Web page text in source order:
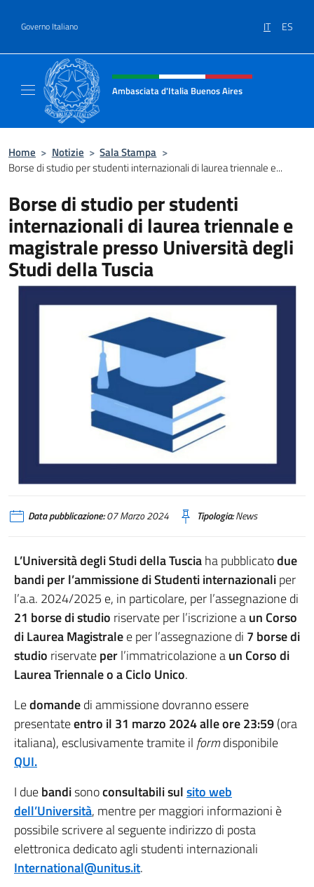
Governo Italiano IT ES
Intestazione sito, social e menù
Ambasciata d'Italia Buenos Aires
Home > Notizie > Sala Stampa >
Borse di studio per studenti internazionali di laurea triennale e...
Borse di studio per studenti
internazionali di laurea triennale e
magistrale presso Università degli
Studi della Tuscia
Data pubblicazione:07 Marzo 2024 Tipologia:News
L’Università degli Studi della Tusciaha pubblicatodue
bandi per l’ammissione di Studenti internazionaliper
l’a.a. 2024/2025 e, in particolare, per l’assegnazione di
21 borse di studio riservate per l’iscrizione aun Corso
di Laurea Magistralee per l’assegnazione di 7 borse di
studio riservateperl’immatricolazione aun Corso di
Laurea Triennale o a Ciclo Unico.
Ledomandedi ammissione dovranno essere
presentateentro il 31 marzo 2024 alle ore 23:59(ora
italiana), esclusivamente tramite il formdisponibile
QUI.
I duebandisonoconsultabili sulsito web
dell’Università, mentre per maggiori informazioni è
possibile scrivere al seguente indirizzo di posta
elettronica dedicato agli studenti internazionali
International@unitus.it.